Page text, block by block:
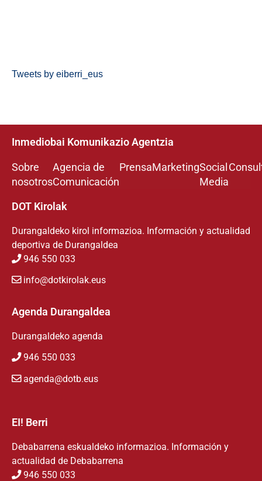
Tweets by eiberri_eus
Inmediobai Komunikazio Agentzia
Sobre
nosotros
Agencia de
Comunicación
PrensaMarketingSocial
Media
DOT Kirolak
Durangaldeko kirol informazioa. Información y actualidad
deportiva de Durangaldea
946 550 033
info@dotkirolak.eus
Agenda Durangaldea
Durangaldeko agenda
946 550 033
agenda@dotb.eus
EI! Berri
Debabarrena eskualdeko informazioa. Información y
actualidad de Debabarrena
946 550 033